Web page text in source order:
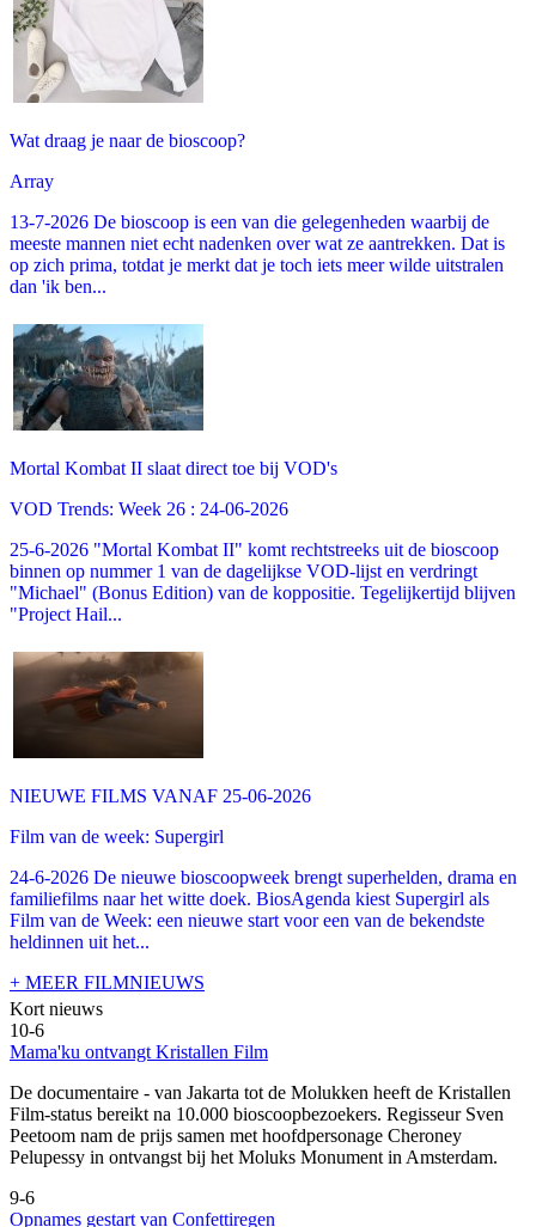
Wat draag je naar de bioscoop?
Array
13-7-2026 De bioscoop is een van die gelegenheden waarbij de
meeste mannen niet echt nadenken over wat ze aantrekken. Dat is
op zich prima, totdat je merkt dat je toch iets meer wilde uitstralen
dan 'ik ben...
Mortal Kombat II slaat direct toe bij VOD's
VOD Trends: Week 26 : 24-06-2026
25-6-2026 "Mortal Kombat II" komt rechtstreeks uit de bioscoop
binnen op nummer 1 van de dagelijkse VOD-lijst en verdringt
"Michael" (Bonus Edition) van de koppositie. Tegelijkertijd blijven
"Project Hail...
NIEUWE FILMS VANAF 25-06-2026
Film van de week: Supergirl
24-6-2026 De nieuwe bioscoopweek brengt superhelden, drama en
familiefilms naar het witte doek. BiosAgenda kiest Supergirl als
Film van de Week: een nieuwe start voor een van de bekendste
heldinnen uit het...
+ MEER FILMNIEUWS
Kort nieuws
10-6
Mama'ku ontvangt Kristallen Film
De documentaire - van Jakarta tot de Molukken heeft de Kristallen
Film-status bereikt na 10.000 bioscoopbezoekers. Regisseur Sven
Peetoom nam de prijs samen met hoofdpersonage Cheroney
Pelupessy in ontvangst bij het Moluks Monument in Amsterdam.
9-6
Opnames gestart van Confettiregen